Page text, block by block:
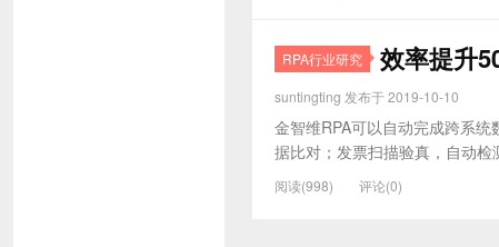
RPA行业研究 效率提升
suntingting 发布于 2019-10-10
金智维RPA可以自动完成跨系
据比对；发票扫描验真，自动
阅读(998) 评论(0)